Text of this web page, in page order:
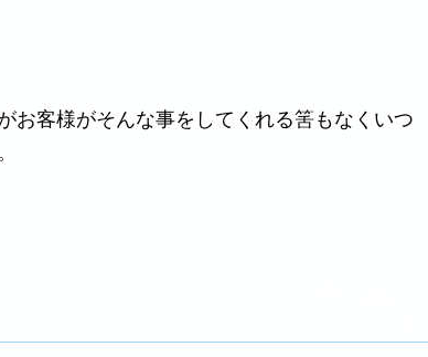
お客様がそんな事をしてくれる筈もなくいつ